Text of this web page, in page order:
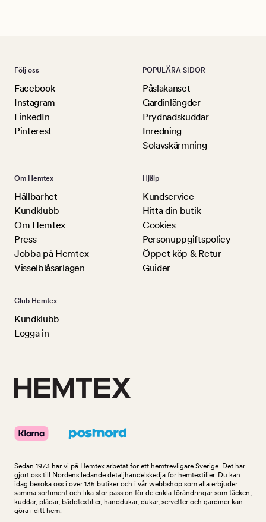
Följ oss
Facebook
Instagram
LinkedIn
Pinterest
POPULÄRA SIDOR
Påslakanset
Gardinlängder
Prydnadskuddar
Inredning
Solavskärmning
Om Hemtex
Hållbarhet
Kundklubb
Om Hemtex
Press
Jobba på Hemtex
Visselblåsarlagen
Hjälp
Kundservice
Hitta din butik
Cookies
Personuppgiftspolicy
Öppet köp & Retur
Guider
Club Hemtex
Kundklubb
Logga in
Sedan 1973 har vi på Hemtex arbetat för ett hemtrevligare Sverige. Det har
gjort oss till Nordens ledande detaljhandelskedja för hemtextilier. Du kan
idag besöka oss i över 135 butiker och i vår webbshop som alla erbjuder
samma sortiment och lika stor passion för de enkla förändringar som täcken,
kuddar, plädar, bäddtextilier, handdukar, dukar, servetter och gardiner kan
göra i ditt hem.